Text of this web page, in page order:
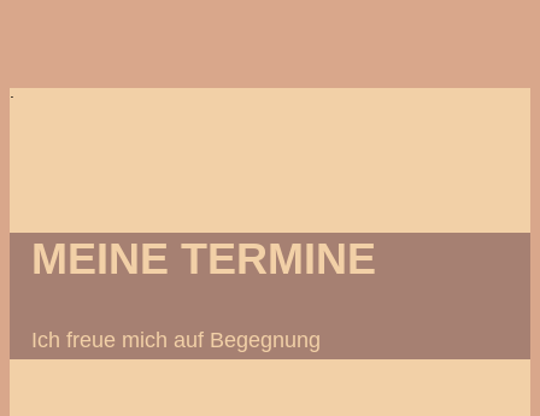
.
MEINE TERMINE
Ich freue mich auf Begegnung